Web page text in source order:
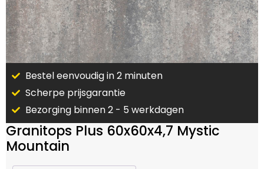
Bestel eenvoudig in 2 minuten
Scherpe prijsgarantie
Bezorging binnen 2 - 5 werkdagen
Granitops Plus 60x60x4,7 Mystic
Mountain